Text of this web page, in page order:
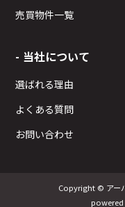
売買物件一覧
当社について
選ばれる理由
よくある質問
お問い合わせ
Copyright © アー
powered